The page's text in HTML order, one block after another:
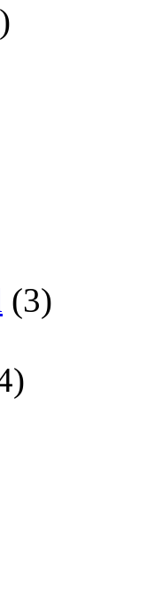
(3)